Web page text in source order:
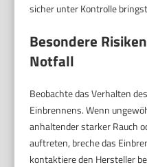
sicher unter Kontrolle
Besondere
Notfall
Beobachte das Verhalten
Einbrennens. Wenn
anhaltender starker Rauch
auftreten, breche das
kontaktiere den Hersteller